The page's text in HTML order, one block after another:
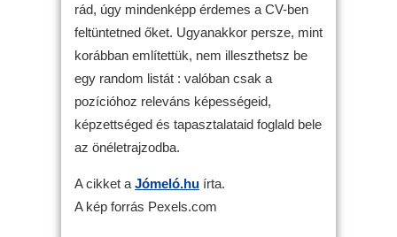
rád, úgy mindenképp érdemes a CV-ben
feltüntetned őket. Ugyanakkor persze, mint
korábban említettük, nem illeszthetsz be
egy random listát : valóban csak a
pozícióhoz releváns képességeid,
képzettséged és tapasztalataid foglald bele
az önéletrajzodba.
A cikket a Jómeló.hu írta.
A kép forrás Pexels.com